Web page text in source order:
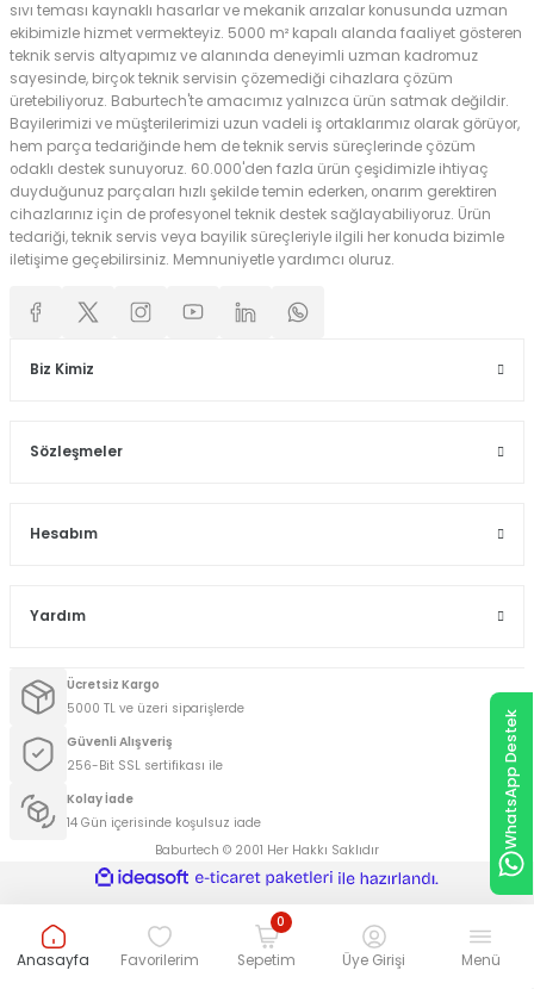
sıvı teması kaynaklı hasarlar ve mekanik arızalar konusunda uzman
ekibimizle hizmet vermekteyiz. 5000 m² kapalı alanda faaliyet gösteren
teknik servis altyapımız ve alanında deneyimli uzman kadromuz
sayesinde, birçok teknik servisin çözemediği cihazlara çözüm
üretebiliyoruz. Baburtech'te amacımız yalnızca ürün satmak değildir.
Bayilerimizi ve müşterilerimizi uzun vadeli iş ortaklarımız olarak görüyor,
hem parça tedariğinde hem de teknik servis süreçlerinde çözüm
odaklı destek sunuyoruz. 60.000'den fazla ürün çeşidimizle ihtiyaç
duyduğunuz parçaları hızlı şekilde temin ederken, onarım gerektiren
cihazlarınız için de profesyonel teknik destek sağlayabiliyoruz. Ürün
tedariği, teknik servis veya bayilik süreçleriyle ilgili her konuda bizimle
iletişime geçebilirsiniz. Memnuniyetle yardımcı oluruz.
Biz Kimiz
Sözleşmeler
Hesabım
Yardım
Ücretsiz Kargo
5000 TL ve üzeri siparişlerde
Güvenli Alışveriş
256-Bit SSL sertifikası ile
Kolay İade
14 Gün içerisinde koşulsuz iade
Baburtech © 2001 Her Hakkı Saklıdır
WhatsApp Destek
Anasayfa Favorilerim
0
Sepetim Üye Girişi Menü
ideasoft
e-
hazırlandı.